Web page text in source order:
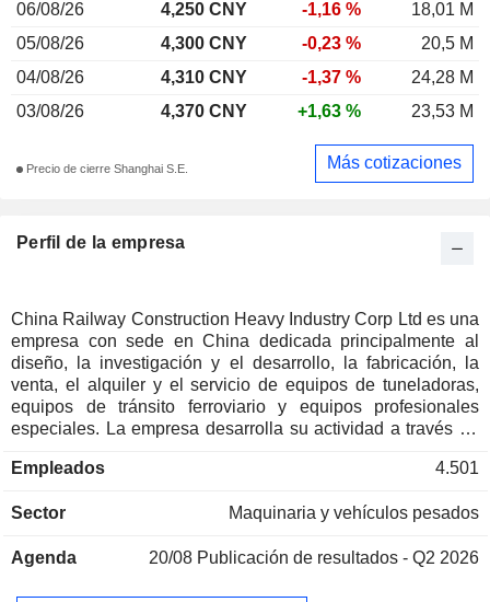
Perfil de la empresa
China Railway Construction Heavy Industry Corp Ltd es una
empresa con sede en China dedicada principalmente al
diseño, la investigación y el desarrollo, la fabricación, la
venta, el alquiler y el servicio de equipos de tuneladoras,
equipos de tránsito ferroviario y equipos profesionales
especiales. La empresa desarrolla su actividad a través de
máquinas de escudo de equilibrio de presión de tierra,
que se utilizan en los campos de excavación, conducción,
otros. El segmento de equipos de tránsito ferroviario fabrica
Empleados 4.501
Sector Maquinaria y vehículos pesados
Agenda 20/08 Publicación de resultados - Q2 2026
06/08/26
4,250 CNY -1,16 %
18,01 M
05/08/26
4,300 CNY -0,23 %
20,5 M
04/08/26
4,310 CNY -1,37 %
24,28 M
03/08/26
4,370 CNY +1,63 % 23,53 M
Precio de cierre Shanghai S.E. Más cotizaciones